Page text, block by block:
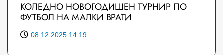
КОЛЕДНО НОВОГОДИШЕН ТУРНИР ПО
ФУТБОЛ НА МАЛКИ ВРАТИ
08.12.2025 14:19